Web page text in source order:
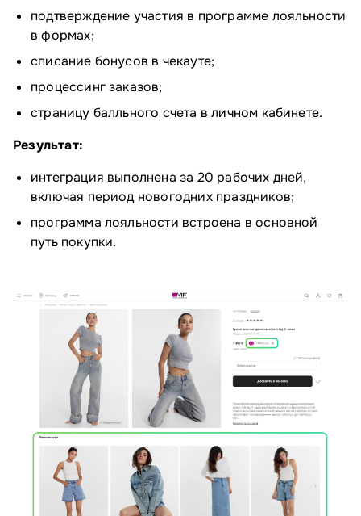
подтверждение участия в программе лояльности
в формах;
списание бонусов в чекауте;
процессинг заказов;
страницу балльного счета в личном кабинете.
Результат:
интеграция выполнена за 20 рабочих дней,
включая период новогодних праздников;
программа лояльности встроена в основной
путь покупки.